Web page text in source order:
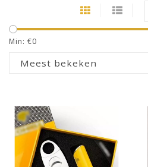
Min: €0
Meest bekeken